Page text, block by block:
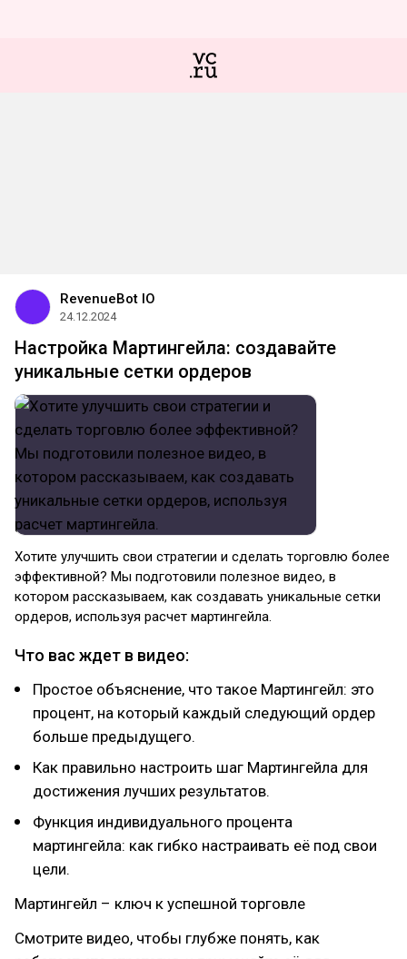
RevenueBot IO
24.12.2024
Настройка Мартингейла: создавайте
уникальные сетки ордеров
Хотите улучшить свои стратегии и сделать торговлю более
эффективной? Мы подготовили полезное видео, в
котором рассказываем, как создавать уникальные сетки
ордеров, используя расчет мартингейла.
Что вас ждет в видео:
Простое объяснение, что такое Мартингейл: это
процент, на который каждый следующий ордер
больше предыдущего.
Как правильно настроить шаг Мартингейла для
достижения лучших результатов.
Функция индивидуального процента
мартингейла: как гибко настраивать её под свои
цели.
Мартингейл – ключ к успешной торговле
Смотрите видео, чтобы глубже понять, как